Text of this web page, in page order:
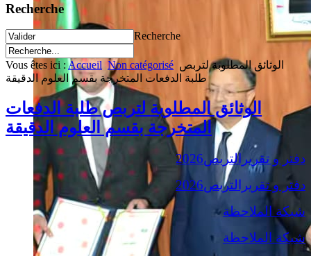
Recherche
Recherche
Vous êtes ici :Accueil Non catégorisé الوثائق المطلوبة لتربص
طلبة الدفعات المتخرجة بقسم العلوم الدقيقة
الوثائق المطلوبة لتربص طلبة الدفعات
المتخرجة بقسم العلوم الدقيقة
دفتر و تقريرالتربص2026
دفتر و تقريرالتربص2026
شبكة الملاحظة
شبكة الملاحظة